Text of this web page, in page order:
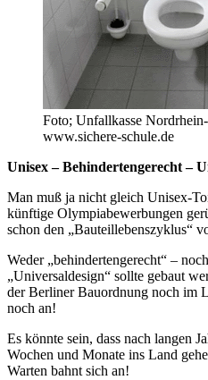
Foto; Unfallkasse
www.sichere-schule.de
Unisex – Behindertengerecht –
Man muß ja nicht gleich Unisex-
künftige Olympiabewerbungen
schon den „Bauteillebenszyklus“
Weder „behindertengerecht“ –
„Universaldesign“ sollte gebaut
der Berliner Bauordnung noch im
noch an!
Es könnte sein, dass nach langen
Wochen und Monate ins Land
Warten bahnt sich an!